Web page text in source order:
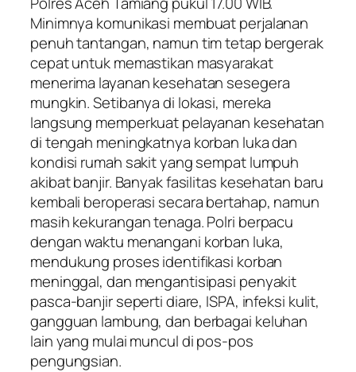
Minimnya komunikasi membuat perjalanan
penuh tantangan, namun tim tetap bergerak
cepat untuk memastikan masyarakat
menerima layanan kesehatan sesegera
mungkin. Setibanya di lokasi, mereka
langsung memperkuat pelayanan kesehatan
di tengah meningkatnya korban luka dan
kondisi rumah sakit yang sempat lumpuh
akibat banjir. Banyak fasilitas kesehatan baru
kembali beroperasi secara bertahap, namun
masih kekurangan tenaga. Polri berpacu
dengan waktu menangani korban luka,
mendukung proses identifikasi korban
meninggal, dan mengantisipasi penyakit
pasca-banjir seperti diare, ISPA, infeksi kulit,
gangguan lambung, dan berbagai keluhan
lain yang mulai muncul di pos-pos
pengungsian.